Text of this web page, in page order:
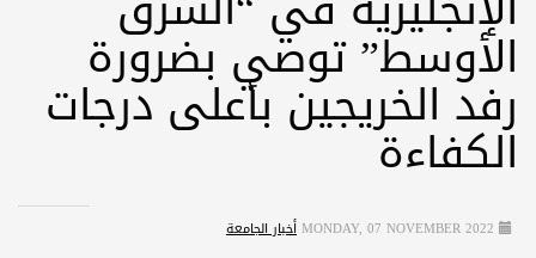
الأوسط” توصي بضرورة
رفد الخريجين بأعلى درجات
الكفاءة
MONDAY, 07 NOVEMBER 2022أخبار الجامعة